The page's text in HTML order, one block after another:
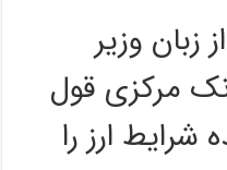
زبان وزیر
مرکزی قول
شرایط ارز را